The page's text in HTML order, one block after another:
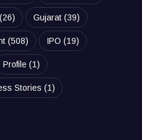
(26) Gujarat (39)
(508) IPO (19)
Profile (1)
Stories (1)